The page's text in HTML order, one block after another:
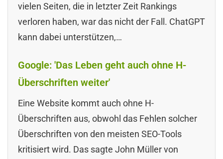
vielen Seiten, die in letzter Zeit Rankings
verloren haben, war das nicht der Fall. ChatGPT
kann dabei unterstützen,…
Google: 'Das Leben geht auch ohne H-
Überschriften weiter'
Eine Website kommt auch ohne H-
Überschriften aus, obwohl das Fehlen solcher
Überschriften von den meisten SEO-Tools
kritisiert wird. Das sagte John Müller von